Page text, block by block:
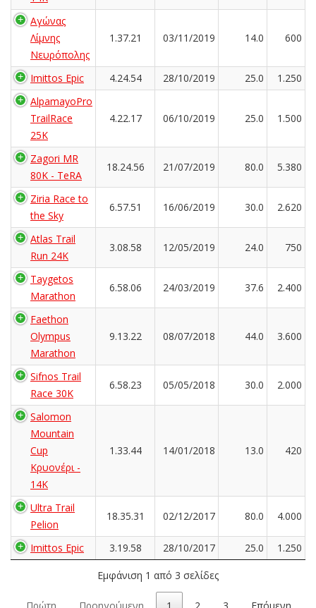
Αγώνας
Λίμνης
Νευρόπολης
1.37.21 03/11/2019 14.0 600
Imittos Epic 4.24.54 28/10/2019 25.0
1.250
AlpamayoPro
TrailRace
25K
4.22.17 06/10/2019 25.0 1.500
Zagori MR
80K - TeRA
18.24.56 21/07/2019 80.0 5.380
Ziria Race to
the Sky
6.57.51 16/06/2019 30.0 2.620
Atlas Trail
Run 24K
3.08.58 12/05/2019 24.0 750
Taygetos
Marathon
6.58.06 24/03/2019 37.6 2.400
Faethon
Olympus
Marathon
9.13.22 08/07/2018 44.0 3.600
Sifnos Trail
Race 30Κ
6.58.23 05/05/2018 30.0 2.000
Salomon
Mountain
Cup
Κρυονέρι -
14K
1.33.44 14/01/2018 13.0 420
Ultra Trail
Pelion
18.35.31 02/12/2017 80.0 4.000
Imittos Epic 3.19.58 28/10/2017 25.0 1.250
Εμφάνιση 1 από 3 σελίδες